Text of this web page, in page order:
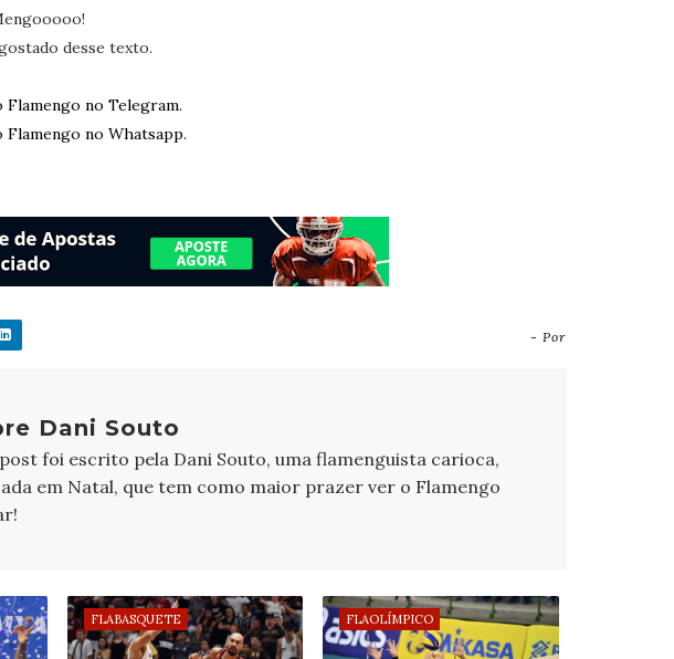
desse texto.
no Telegram.
no Whatsapp.
- Por
Dani Souto
foi escrito pela Dani Souto, uma flamenguista carioca,
em Natal, que tem como maior prazer ver o Flamengo
FLABASQUETE FLAOLÍMPICO